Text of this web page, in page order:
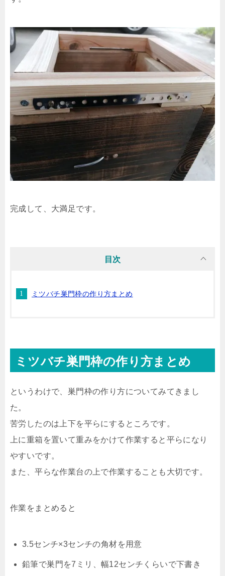
完成して、大満足です。
目次
ミツバチ巣門枠の作り方まとめ
ミツバチ巣門枠の作り方まとめ
というわけで、巣門枠の作り方についてみてきまし
た。
苦労したのは上下を平らにするところです。
上に重箱を置いて重みをかけて作業すると平らになり
やすいです。
また、平らな作業台の上で作業することも大切です。
作業をまとめると
3.5センチ×3センチの角材を用意
鉛筆で巣門を7ミリ、幅12センチくらいで下書き